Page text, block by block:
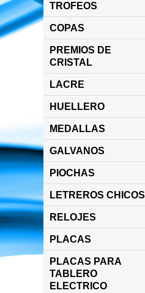
TROFEOS
COPAS
PREMIOS DE
CRISTAL
LACRE
HUELLERO
MEDALLAS
GALVANOS
PIOCHAS
LETREROS CHICOS
RELOJES
PLACAS
PLACAS PARA
TABLERO
ELECTRICO